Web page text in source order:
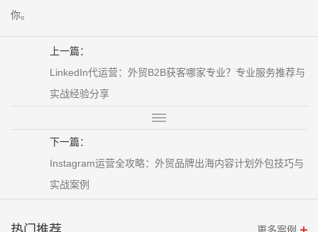
你。
上一篇：
LinkedIn代运营：外贸B2B获客哪家专业？专业服务推荐与
实战经验分享
下一篇：
Instagram运营全攻略：外贸品牌出海内容计划外包技巧与
实战案例